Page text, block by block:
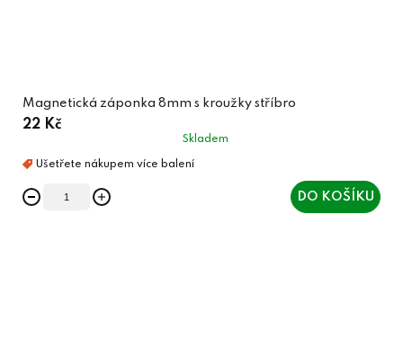
Magnetická záponka 8mm s kroužky stříbro
22 Kč
Skladem
DO KOŠÍKU